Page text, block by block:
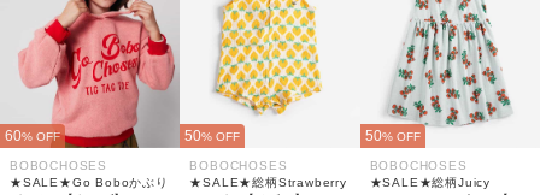
60% OFF
BOBOCHOSES
★SALE★Go Boboかぶり
50% OFF
BOBOCHOSES
★SALE★総柄Strawberry
50% OFF
BOBOCHOSES
★SALE★総柄Juicy